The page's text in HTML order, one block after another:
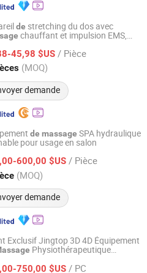
de stretching du dos avec
chauffant et impulsion EMS,
45,98 $US / Pièce
(MOQ)
demande
Co., Ltd
Depuis 2023
de massage SPA hydraulique
pour usage en salon
600,00 $US / Pièce
(MOQ)
demande
Ltd.
Depuis 2025
Exclusif Jingtop 3D 4D Équipement
Physiothérapeutique
Rouge pour la Santé
750,00 $US / PC
Co., Ltd.